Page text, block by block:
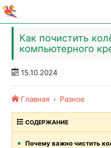
Как почистить
компьютерного
15.10.2024
Главная Разное
СОДЕРЖАНИЕ
Почему важно чистить